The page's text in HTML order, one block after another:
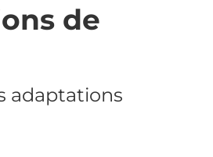
de
adaptations